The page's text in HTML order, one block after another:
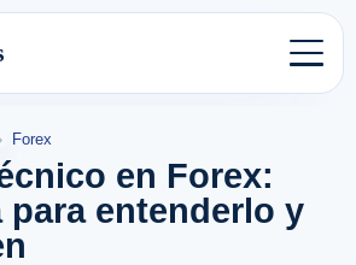
Forex
en Forex:
para entenderlo y